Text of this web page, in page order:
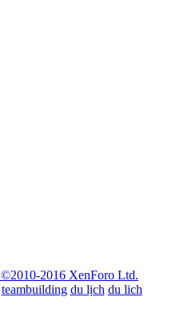
©2010-2016 XenForo Ltd.
teambuilding du lịch du lich